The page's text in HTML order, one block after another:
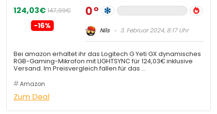
124,03€ 147,99€
-16%
0
Nils 3. Februar 2024, 8:17 Uhr
Bei amazon erhaltet ihr das Logitech G Yeti GX dynamisches
RGB-Gaming-Mikrofon mit LIGHTSYNC für 124,03€ inklusive
Versand. Im Preisvergleich fallen für das …
Amazon
Zum Deal